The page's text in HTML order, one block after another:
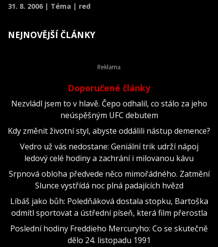
31. 8. 2006 | Téma | red
NEJNOVĚJŠÍ ČLÁNKY
Doporučené články
Nezvládl jsem to v hlavě. Čepo odhalil, co stálo za jeho
neúspěšným UFC debutem
Kdy změnit životní styl, abyste oddálili nástup demence?
Vedro už vás nedostane: Geniální trik udrží nápoj
ledový celé hodiny a zachrání i milovanou kávu
Srpnová obloha předvede něco mimořádného. Zatmění
Slunce vystřídá noc plná padajících hvězd
Líbáš jako bůh: Poledňáková dostala stopku, Bartoška
odmítl sportovat a ústřední píseň, která film přerostla
Poslední hodiny Freddieho Mercuryho: Co se skutečně
dělo 24. listopadu 1991